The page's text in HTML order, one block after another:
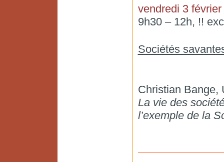
vendredi 3 février
9h30 – 12h, !!
Sociétés
Christian Bange,
La vie des
l’exemple de la